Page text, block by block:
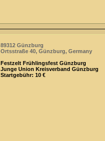
89312 Günzburg
Ortsstraße 40, Günzburg, Germany
Festzelt Frühlingsfest Günzburg
Junge Union Kreisverband Günzburg
Startgebühr: 10 €